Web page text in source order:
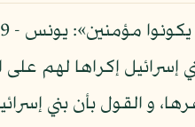
إكراها لهم على
و القول بأن بني